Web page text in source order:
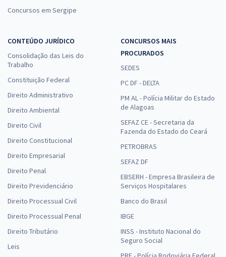
Concursos em Sergipe
CONTEÚDO JURÍDICO
Consolidação das Leis do
Trabalho
Constituição Federal
Direito Administrativo
Direito Ambiental
Direito Civil
Direito Constitucional
Direito Empresarial
Direito Penal
Direito Previdenciário
Direito Processual Civil
Direito Processual Penal
Direito Tributário
Leis
CONCURSOS MAIS
PROCURADOS
SEDES
PC DF - DELTA
PM AL - Polícia Militar do Estado
de Alagoas
SEFAZ CE - Secretaria da
Fazenda do Estado do Ceará
PETROBRAS
SEFAZ DF
EBSERH - Empresa Brasileira de
Serviços Hospitalares
Banco do Brasil
IBGE
INSS - Instituto Nacional do
Seguro Social